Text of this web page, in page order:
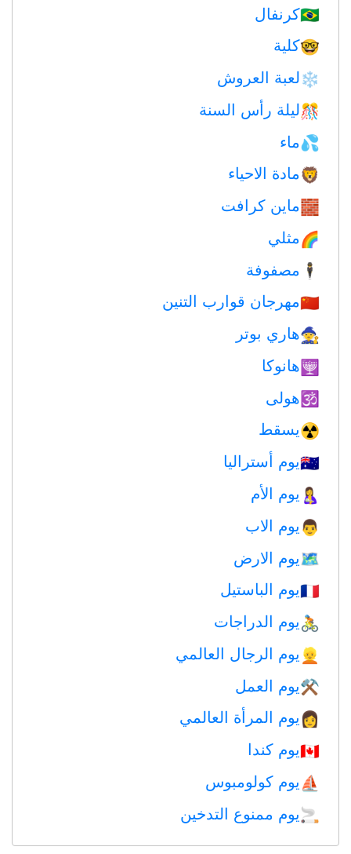
🇧🇷كرنفال
🤓كلية
❄️لعبة العروش
🎊ليلة رأس السنة
💦ماء
🦁مادة الاحياء
🧱ماين كرافت
🌈مثلي
🕴️ مصفوفة
🇨🇳مهرجان قوارب التنين
🧙هاري بوتر
🕎هانوكا
🕉هولى
☢️يسقط
🇦🇺يوم أستراليا
🤱 يوم الأم
👨 يوم الاب
🗺️يوم الارض
🇫🇷يوم الباستيل
🚴يوم الدراجات
👱 يوم الرجال العالمي
⚒️يوم العمل
👩 يوم المرأة العالمي
🇨🇦يوم كندا
⛵️ يوم كولومبوس
🚬يوم ممنوع التدخين